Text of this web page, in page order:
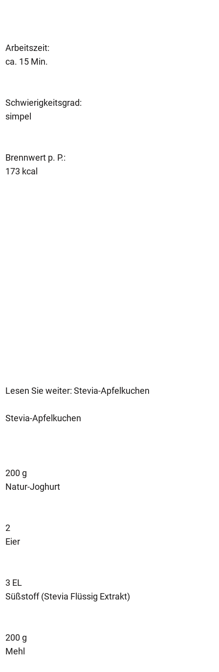
Arbeitszeit:
ca. 15 Min.
Schwierigkeitsgrad:
simpel
Brennwert p. P.:
173 kcal
Lesen Sie weiter: Stevia-Apfelkuchen
Stevia-Apfelkuchen
200 g
Natur-Joghurt
2
Eier
3 EL
Süßstoff (Stevia Flüssig Extrakt)
200 g
Mehl